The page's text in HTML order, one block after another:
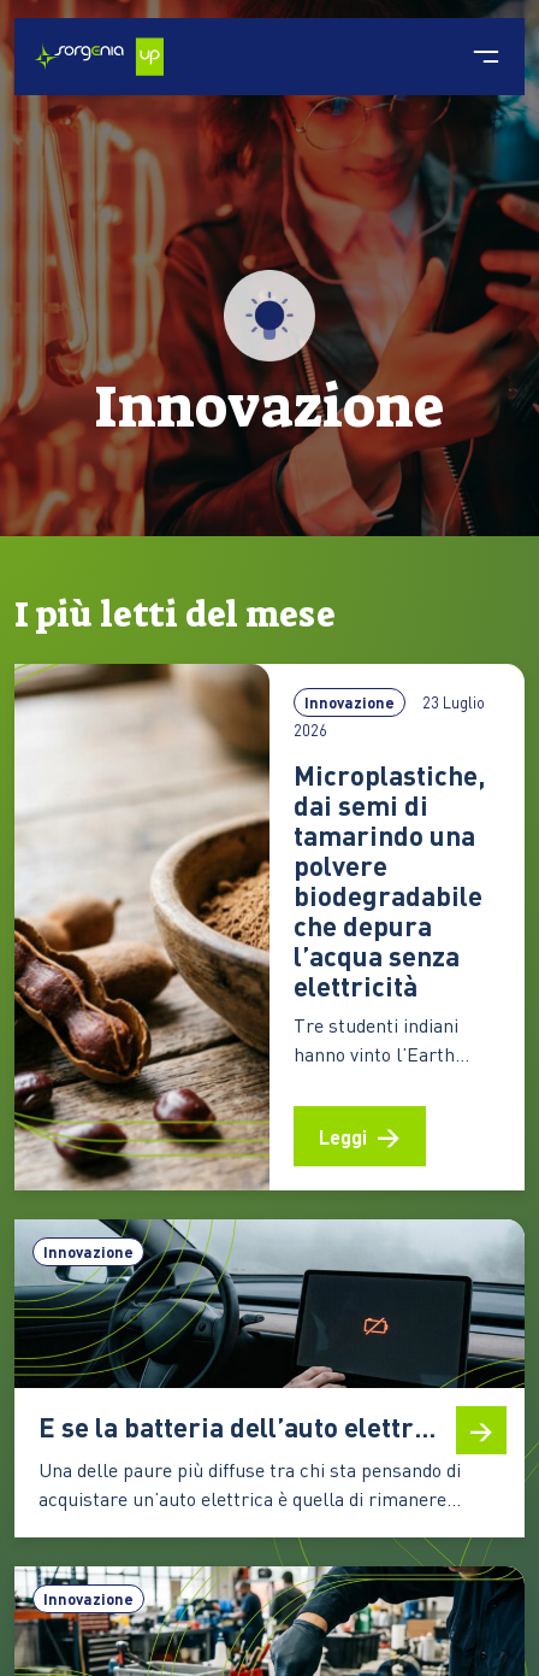
Innovazione
I più letti del mese
Innovazione
23 Luglio
2026
Microplastiche,
dai semi di
tamarindo una
polvere
biodegradabile
che depura
l’acqua senza
elettricità
Tre studenti indiani
hanno vinto l’Earth
una soluzione a basso
costo che sfrutta
materiali naturali e
particelle magnetiche
per catturare gli
inquinanti. Un’idea che
potrebbe ampliare
l’accesso alle tecnologie
di trattamento anche
nelle aree con risorse
limitate Un seme di
tamarindo, una polvere
biodegradabile e un
sistema…
Leggi
Innovazione
E se la batteria dell’auto elettrica si scarica completamente? Cosa succede davvero
Una delle paure più diffuse tra chi sta pensando di
acquistare un’auto elettrica è quella di rimanere
una preoccupazione comprensibile: con un’auto a
benzina o diesel basta fermarsi al distributore più
vicino, mentre con un veicolo elettrico molti
immaginano scenari complicati e il…
Innovazione